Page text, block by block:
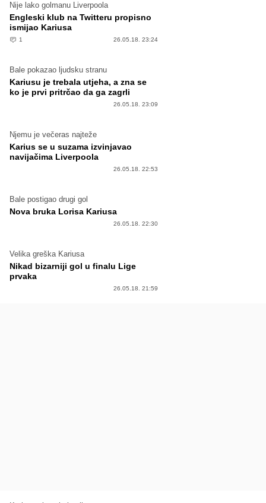
Nije lako golmanu Liverpoola
Engleski klub na Twitteru propisno
ismijao Kariusa
1 26.05.18. 23:24
Bale pokazao ljudsku stranu
Kariusu je trebala utjeha, a zna se
ko je prvi pritrčao da ga zagrli
26.05.18. 23:09
Njemu je večeras najteže
Karius se u suzama izvinjavao
navijačima Liverpoola
26.05.18. 22:53
Bale postigao drugi gol
Nova bruka Lorisa Kariusa
26.05.18. 22:30
Velika greška Kariusa
Nikad bizarniji gol u finalu Lige
prvaka
26.05.18. 21:59